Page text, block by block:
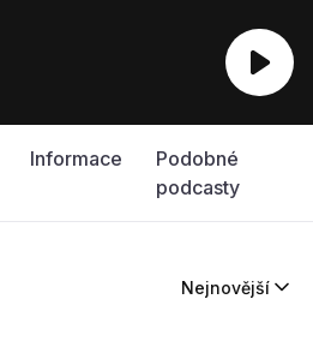
Informace
Podobné
podcasty
Nejnovější